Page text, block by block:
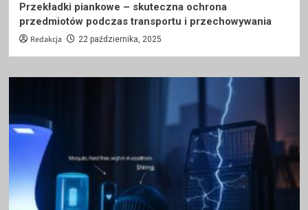
Przekładki piankowe – skuteczna ochrona
przedmiotów podczas transportu i przechowywania
Redakcja 22 października, 2025